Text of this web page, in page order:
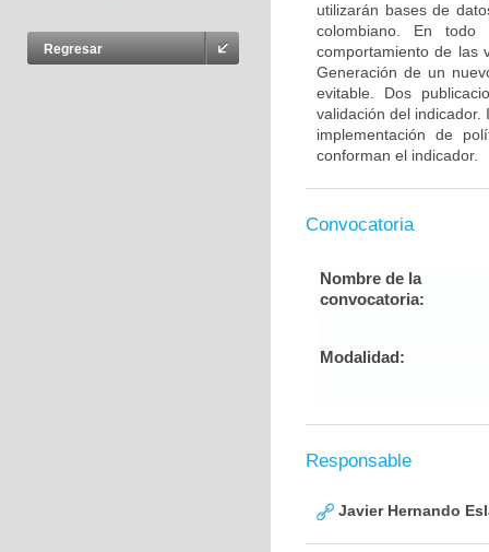
Regresar
utilizarán bases de
colombiano. En
comportamiento de las
Generación de un
evitable. Dos
validación del
implementación de
conforman el indicador.
Convocatoria
Nombre de la
convocatoria:
Modalidad:
Responsable
Javier Hernando